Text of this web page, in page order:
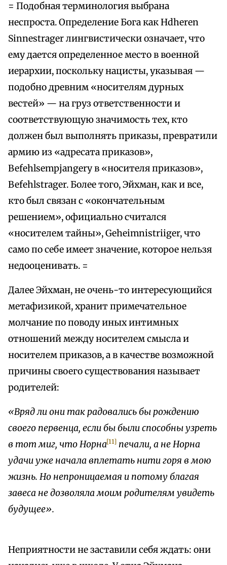
= Подобная терминология выбрана
неспроста. Определение Бога как Hdheren
Sinnestrager лингвистически означает, что
ему дается определенное место в военной
иерархии, поскольку нацисты, указывая —
подобно древним «носителям дурных
вестей» — на груз ответственности и
соответствующую значимость тех, кто
должен был выполнять приказы, превратили
армию из «адресата приказов»,
Befehlsempjangery в «носителя приказов»,
Befehlstrager. Более того, Эйхман, как и все,
кто был связан с «окончательным
решением», официально считался
«носителем тайны», Geheimnistriiger, что
само по себе имеет значение, которое нельзя
недооценивать. =
Далее Эйхман, не очень-то интересующийся
метафизикой, хранит примечательное
молчание по поводу иных интимных
отношений между носителем смысла и
носителем приказов, а в качестве возможной
причины своего существования называет
родителей:
«Вряд ли они так радовались бы рождению
своего первенца, если бы были способны узреть
в тот миг, что Норна[11] печали, а не Норна
удачи уже начала вплетать нити горя в мою
жизнь. Но непроницаемая и потому благая
завеса не дозволяла моим родителям увидеть
будущее».
Неприятности не заставили себя ждать: они